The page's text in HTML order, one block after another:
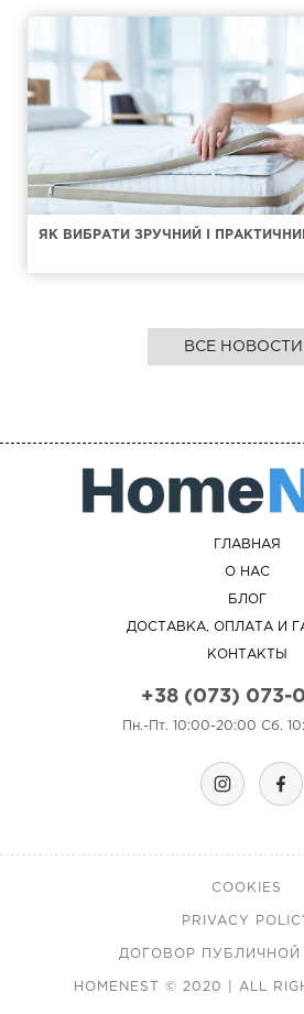
ЯК ВИБРАТИ ЗРУЧНИЙ І
ВСЕ НОВОСТИ
ГЛАВНАЯ
О НАС
БЛОГ
ДОСТАВКА, ОПЛАТА И
КОНТАКТЫ
+38 (073) 073-
Пн.-Пт. 10:00-20:00 Сб.
COOKIES
PRIVACY
ДОГОВОР ПУБЛИЧНОЙ
HOMENEST © 2020 | ALL